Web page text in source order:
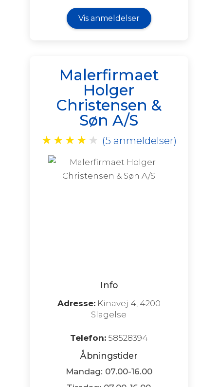
Vis anmeldelser
Malerfirmaet
Holger
Christensen &
Søn A/S
★ ★ ★ ★ ★ (5 anmeldelser)
Info
Adresse:Kinavej 4, 4200
Slagelse
Telefon:58528394
Åbningstider
Mandag: 07.00-16.00